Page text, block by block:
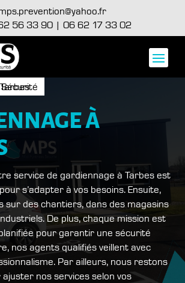
56 33 90 | 06 62 17 33 02
Tarbes
À
service de gardiennage à Tarbes est
s’adapter à vos besoins. Ensuite,
sur des chantiers, dans des magasins
De plus, chaque mission est
pour garantir une sécurité
nos agents qualifiés veillent avec
Par ailleurs, nous restons
nos services selon vos